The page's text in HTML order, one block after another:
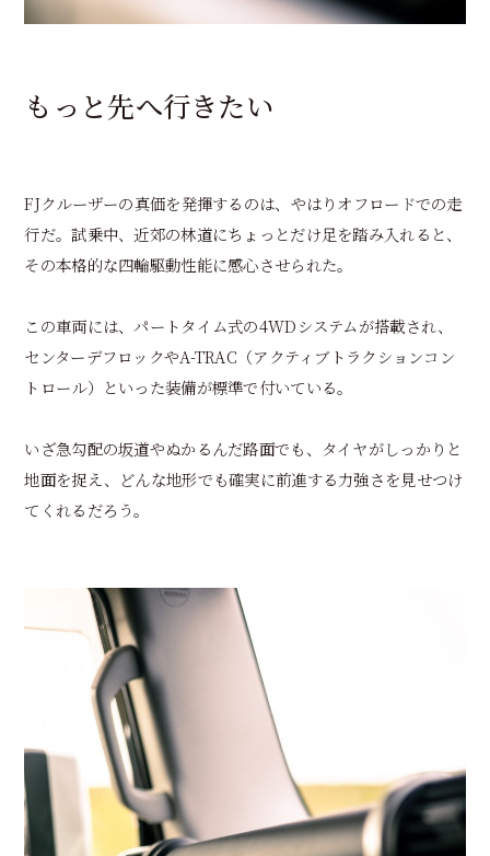
もっと先へ行きたい
FJクルーザーの真価を発揮するのは、やはりオフロードでの走
行だ。試乗中、近郊の林道にちょっとだけ足を踏み入れると、
その本格的な四輪駆動性能に感心させられた。
この車両には、パートタイム式の4WDシステムが搭載され、
センターデフロックやA-TRAC（アクティブトラクションコン
トロール）といった装備が標準で付いている。
いざ急勾配の坂道やぬかるんだ路面でも、タイヤがしっかりと
地面を捉え、どんな地形でも確実に前進する力強さを見せつけ
てくれるだろう。